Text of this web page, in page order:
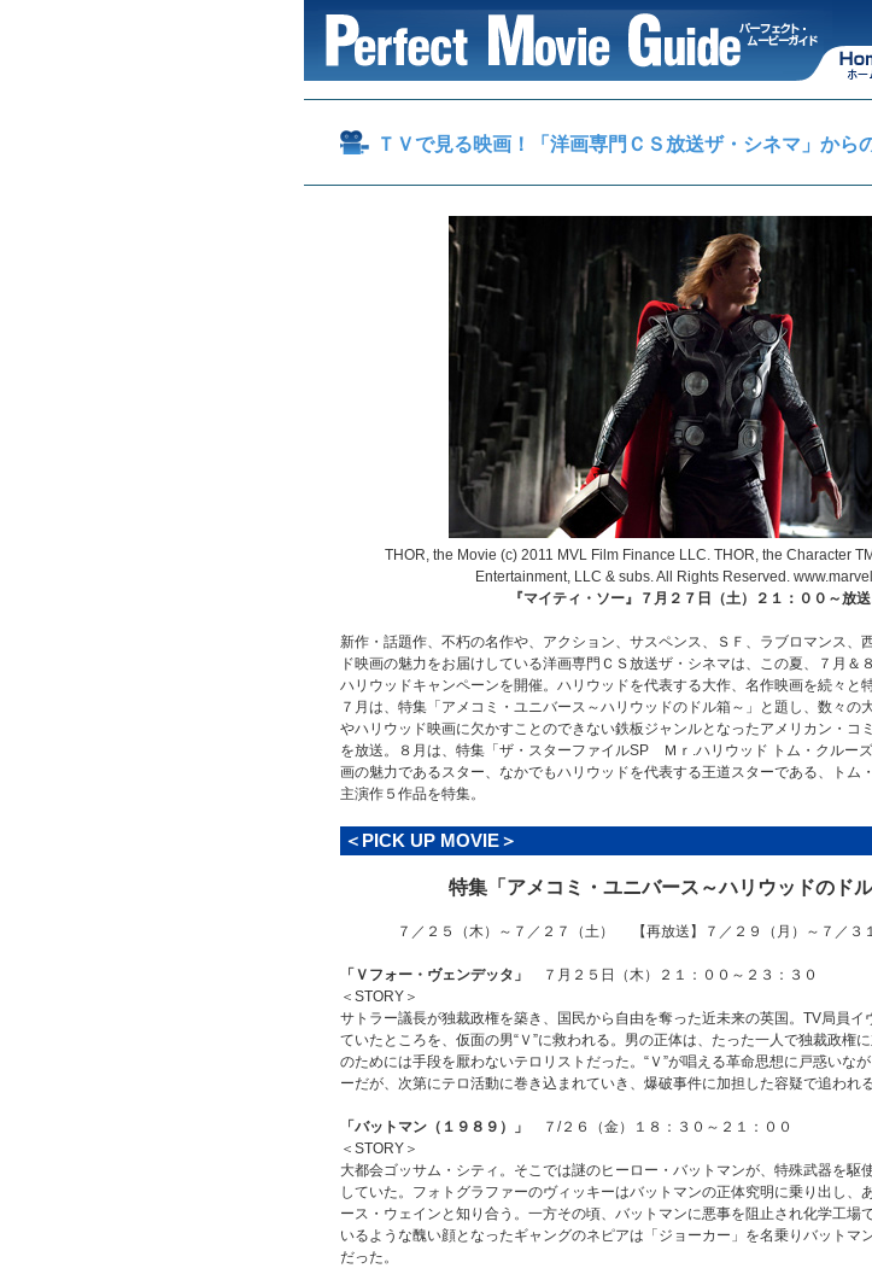
ＴＶで見る映画！「洋画専門ＣＳ放送ザ・シネマ」から
THOR, the Movie (c) 2011 MVL Film Finance LLC. THOR, the Character
Entertainment, LLC & subs. All Rights Reserved.
『マイティ・ソー』７月２７日（土）２１：００～放送
新作・話題作、不朽の名作や、アクション、サスペンス、ＳＦ、ラブロマンス、
ド映画の魅力をお届けしている洋画専門ＣＳ放送ザ・シネマは、この夏、７月＆
ハリウッドキャンペーンを開催。ハリウッドを代表する大作、名作映画を続々と特
７月は、特集「アメコミ・ユニバース～ハリウッドのドル箱～」と題し、数々の
やハリウッド映画に欠かすことのできない鉄板ジャンルとなったアメリカン・コ
を放送。８月は、特集「ザ・スターファイルSP Ｍｒ.ハリウッド トム・クルー
画の魅力であるスター、なかでもハリウッドを代表する王道スターである、トム
主演作５作品を特集。
＜PICK UP MOVIE＞
特集「アメコミ・ユニバース～ハリウッドのドル
７／２５（木）～７／２７（土） 【再放送】７／２９（月）～７／３
「Ｖフォー・ヴェンデッタ」
７月２５日（木）２１：００～２３：３０
＜STORY＞
サトラー議長が独裁政権を築き、国民から自由を奪った近未来の英国。TV局員イ
ていたところを、仮面の男“Ｖ”に救われる。男の正体は、たった一人で独裁政権
のためには手段を厭わないテロリストだった。“Ｖ”が唱える革命思想に戸惑いな
ーだが、次第にテロ活動に巻き込まれていき、爆破事件に加担した容疑で追われ
「バットマン（１９８９）」
７/２６（金）１８：３０～２１：００
＜STORY＞
大都会ゴッサム・シティ。そこでは謎のヒーロー・バットマンが、特殊武器を駆
していた。フォトグラファーのヴィッキーはバットマンの正体究明に乗り出し、
ース・ウェインと知り合う。一方その頃、バットマンに悪事を阻止され化学工場
いるような醜い顔となったギャングのネピアは「ジョーカー」を名乗りバットマ
だった。